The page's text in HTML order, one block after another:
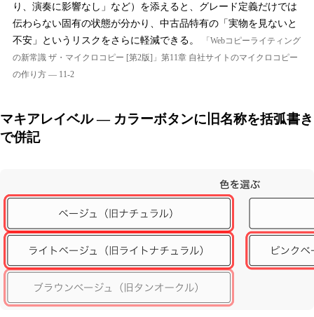
り、演奏に影響なし」など）を添えると、グレード定義だけでは
伝わらない固有の状態が分かり、中古品特有の「実物を見ないと
不安」というリスクをさらに軽減できる。
「Webコピーライティング
の新常識 ザ・マイクロコピー [第2版]」第11章 自社サイトのマイクロコピー
の作り方 — 11-2
マキアレイベル — カラーボタンに旧名称を括弧書き
で併記